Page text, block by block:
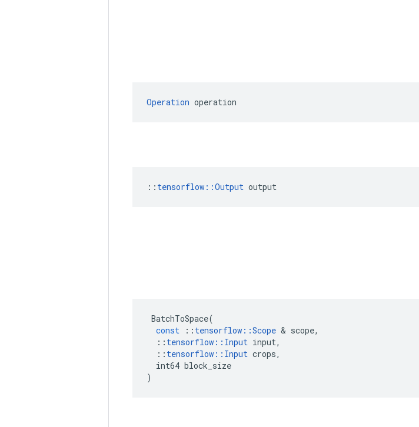
Operation operation
:: tensorflow::Output output
BatchToSpace(
const
:: tensorflow ::Scope & scope,
:: tensorflow :: Input input,
:: tensorflow :: Input crops,
int64 block_size
)